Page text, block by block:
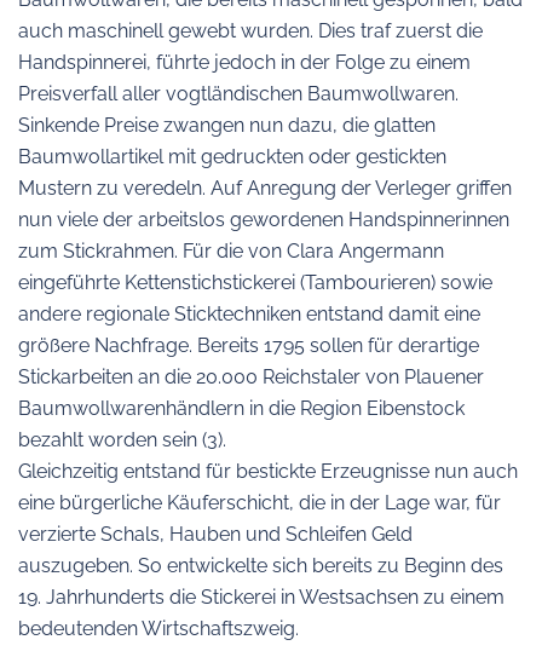
auch maschinell gewebt wurden. Dies traf zuerst die
Handspinnerei, führte jedoch in der Folge zu einem
Preisverfall aller vogtländischen Baumwollwaren.
Sinkende Preise zwangen nun dazu, die glatten
Baumwollartikel mit gedruckten oder gestickten
Mustern zu veredeln. Auf Anregung der Verleger griffen
nun viele der arbeitslos gewordenen Handspinnerinnen
zum Stickrahmen. Für die von Clara Angermann
eingeführte Kettenstichstickerei (Tambourieren) sowie
andere regionale Sticktechniken entstand damit eine
größere Nachfrage. Bereits 1795 sollen für derartige
Stickarbeiten an die 20.000 Reichstaler von Plauener
Baumwollwarenhändlern in die Region Eibenstock
bezahlt worden sein (3).
Gleichzeitig entstand für bestickte Erzeugnisse nun auch
eine bürgerliche Käuferschicht, die in der Lage war, für
verzierte Schals, Hauben und Schleifen Geld
auszugeben. So entwickelte sich bereits zu Beginn des
19. Jahrhunderts die Stickerei in Westsachsen zu einem
bedeutenden Wirtschaftszweig.